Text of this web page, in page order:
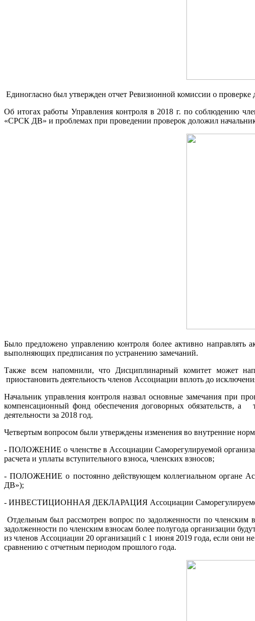
Единогласно был утвержден отчет Ревизионной комиссии о
Об итогах работы Управления контроля в 2018 г. по соблюдению
«СРСК ДВ» и проблемах при проведении проверок доложил
Было предложено управлению контроля более активно
выполняющих предписания по устранению замечаний.
Также всем напомнили, что Дисциплинарный комитет может
приостановить деятельность членов Ассоциации вплоть до
Начальник управления контроля назвал основные замечания при
компенсационный фонд обеспечения договорных обязательств,
деятельности за 2018 год.
Четвертым вопросом были утверждены изменения во внутренние
- ПОЛОЖЕНИЕ о членстве в Ассоциации Саморегулируемой
расчета и уплаты вступительного взноса, членских взносов;
- ПОЛОЖЕНИЕ о постоянно действующем коллегиальном органе
ДВ»);
- ИНВЕСТИЦИОННАЯ ДЕКЛАРАЦИЯ Ассоциации Саморегулируемой
Отдельным был рассмотрен вопрос по задолженности по
задолженности по членским взносам более полугода организации
из членов Ассоциации 20 организаций с 1 июня 2019 года, если они
сравнению с отчетным периодом прошлого года.